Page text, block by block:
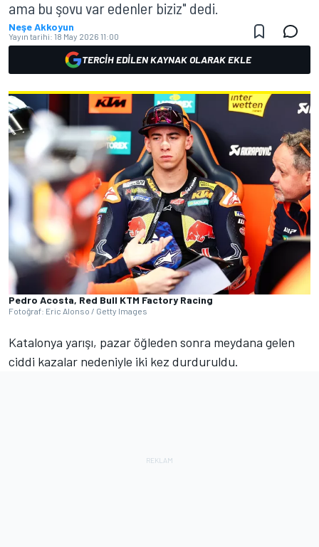
ama bu şovu var edenler biziz" dedi.
Neşe Akkoyun
Yayın tarihi: 18 May 2026 11:00
TERCIH EDILEN KAYNAK OLARAK EKLE
Pedro Acosta, Red Bull KTM Factory Racing
Fotoğraf: Eric Alonso / Getty Images
Katalonya yarışı, pazar öğleden sonra meydana gelen
ciddi kazalar nedeniyle iki kez durduruldu.